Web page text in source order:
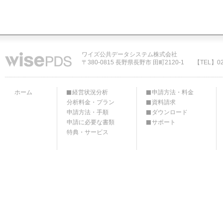
ワイズ公共データシステム株式会社
〒380-0815 長野県長野市 田町2120-1
【TEL】
ホーム
経営状況分析
分析料金・プラン
申請方法・手順
申請に必要な書類
特典・サービス
申請方法・料金
資料請求
ダウンロード
サポート